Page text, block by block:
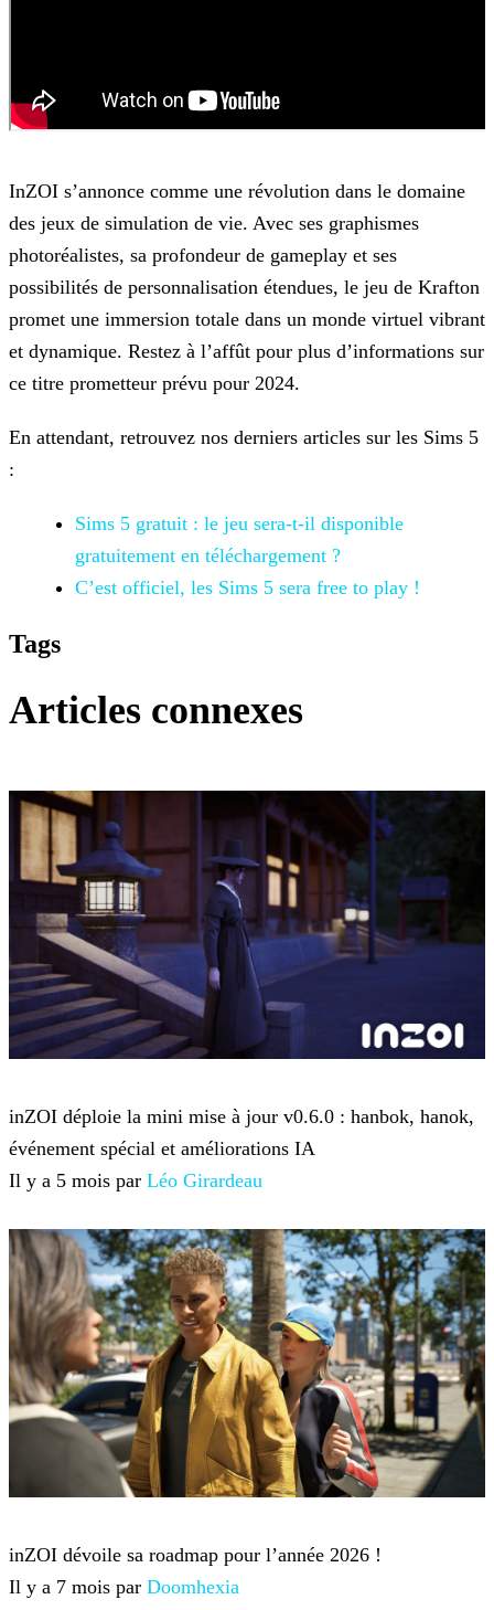
InZOI s’annonce comme une révolution dans le domaine
des jeux de simulation de vie. Avec ses graphismes
photoréalistes, sa profondeur de gameplay et ses
possibilités de personnalisation étendues, le jeu de Krafton
promet une immersion totale dans un monde virtuel vibrant
et dynamique. Restez à l’affût pour plus d’informations sur
ce titre prometteur prévu pour 2024.
En attendant, retrouvez nos derniers articles sur les Sims 5
:
Sims 5 gratuit : le jeu sera-t-il disponible
gratuitement en téléchargement ?
C’est officiel, les Sims 5 sera free to play !
Tags
Articles connexes
inZOI déploie la mini mise à jour v0.6.0 : hanbok, hanok,
événement spécial et améliorations IA
Il y a 5 mois par Léo Girardeau
inZOI dévoile sa roadmap pour l’année 2026 !
Il y a 7 mois par Doomhexia